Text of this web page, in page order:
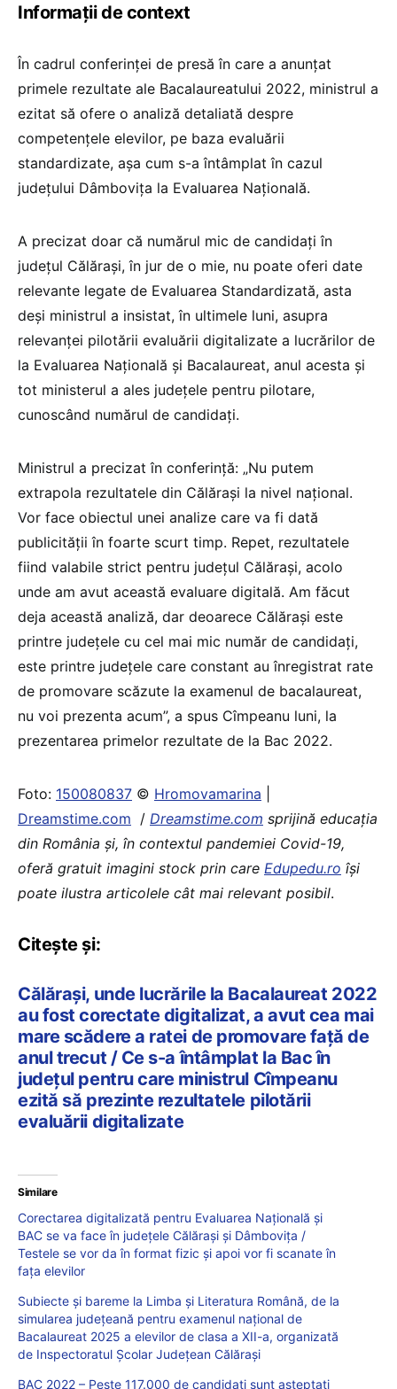
Informații de context
În cadrul conferinței de presă în care a anunțat
primele rezultate ale Bacalaureatului 2022, ministrul a
ezitat să ofere o analiză detaliată despre
competențele elevilor, pe baza evaluării
standardizate, așa cum s-a întâmplat în cazul
județului Dâmbovița la Evaluarea Națională.
A precizat doar că numărul mic de candidați în
județul Călărași, în jur de o mie, nu poate oferi date
relevante legate de Evaluarea Standardizată, asta
deși ministrul a insistat, în ultimele luni, asupra
relevanței pilotării evaluării digitalizate a lucrărilor de
la Evaluarea Națională și Bacalaureat, anul acesta și
tot ministerul a ales județele pentru pilotare,
cunoscând numărul de candidați.
Ministrul a precizat în conferință: „Nu putem
extrapola rezultatele din Călărași la nivel național.
Vor face obiectul unei analize care va fi dată
publicității în foarte scurt timp. Repet, rezultatele
fiind valabile strict pentru județul Călărași, acolo
unde am avut această evaluare digitală. Am făcut
deja această analiză, dar deoarece Călărași este
printre județele cu cel mai mic număr de candidați,
este printre județele care constant au înregistrat rate
de promovare scăzute la examenul de bacalaureat,
nu voi prezenta acum”, a spus Cîmpeanu luni, la
prezentarea primelor rezultate de la Bac 2022.
Foto: 150080837 © Hromovamarina
Dreamstime.com / Dreamstime.com sprijină educaţia
din România şi, în contextul pandemiei Covid-19,
oferă gratuit imagini stock prin care Edupedu.ro îşi
poate ilustra articolele cât mai relevant posibil.
Citește și:
Călărași, unde lucrările la Bacalaureat 2022
au fost corectate digitalizat, a avut cea mai
mare scădere a ratei de promovare față de
anul trecut / Ce s-a întâmplat la Bac în
județul pentru care ministrul Cîmpeanu
ezită să prezinte rezultatele pilotării
evaluării digitalizate
Similare
Corectarea digitalizată pentru Evaluarea Națională și
BAC se va face în județele Călărași și Dâmbovița /
Testele se vor da în format fizic și apoi vor fi scanate în
fața elevilor
Subiecte și bareme la Limba și Literatura Română, de la
simularea județeană pentru examenul național de
Bacalaureat 2025 a elevilor de clasa a XII-a, organizată
de Inspectoratul Școlar Județean Călărași
BAC 2022 – Peste 117.000 de candidați sunt așteptați